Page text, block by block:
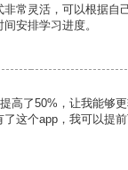
常灵活，可以根据自
安排学习进度。
高了50%，让我能够更
这个app，我可以提